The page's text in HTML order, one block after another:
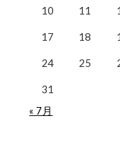
10 11
17 18
24 25
31
« 7月